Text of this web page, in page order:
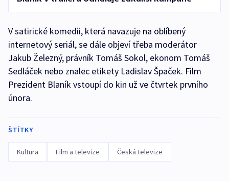
V satirické komedii, která navazuje na oblíbený
internetový seriál, se dále objeví třeba moderátor
Jakub Železný, právník Tomáš Sokol, ekonom Tomáš
Sedláček nebo znalec etikety Ladislav Špaček. Film
Prezident Blaník vstoupí do kin už ve čtvrtek prvního
února.
ŠTÍTKY
Kultura Film a televize Česká televize